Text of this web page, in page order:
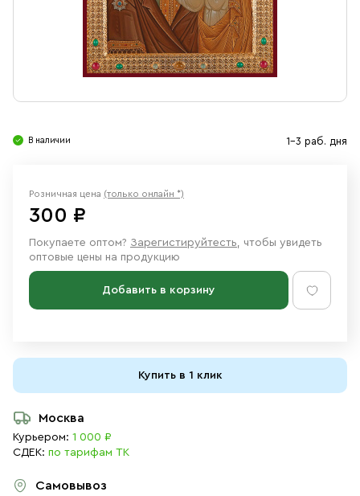
Ювелирные изделия
В наличии 1-3 раб. дня
Розничная цена (только онлайн *)
300 ₽
Покупаете оптом? Зарегистируйтесть, чтобы увидеть
оптовые цены на продукцию
Добавить в корзину
Купить в 1 клик
Москва
Курьером: 1 000 ₽
СДЕК: по тарифам ТК
Самовывоз